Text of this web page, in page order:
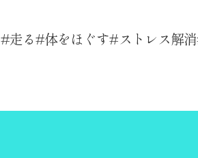
走る 体をほぐす ストレス解消